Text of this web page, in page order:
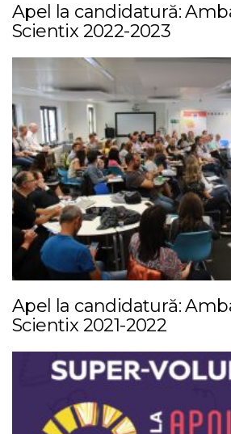
Apel la candidatură:
Scientix 2022-2023
Apel la candidatură:
Scientix 2021-2022